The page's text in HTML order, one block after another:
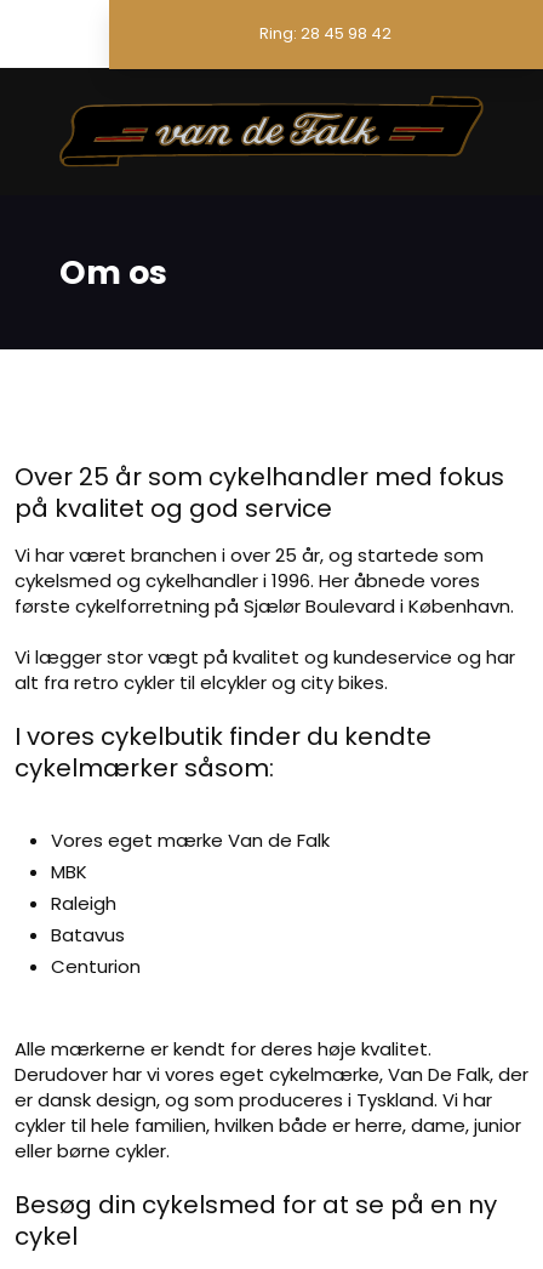
Ring: 28 45 98 42
Om os​​
Over 25 år som cykelhandler med fokus
på kvalitet og god service
Vi har været branchen i over 25 år, og startede som
cykelsmed og cykelhandler i 1996. Her åbnede vores
første cykelforretning på Sjælør Boulevard i København.
Vi lægger stor vægt på kvalitet og kundeservice og har
alt fra retro cykler til elcykler og city bikes.​
I vores cykelbutik finder du kendte
cykelmærker såsom:
Vores eget mærke ​Van de Falk
MBK
Raleigh​
Batavus
Centurion
Alle mærkerne er kendt for deres høje kvalitet.
Derudover har vi vores eget cykelmærke, Van De Falk, der
er dansk design, og som produceres i Tyskland. Vi har
cykler til hele familien, hvilken både er herre, dame, junior
eller børne cykler.
Besøg din cykelsmed for at se på en ny
cykel